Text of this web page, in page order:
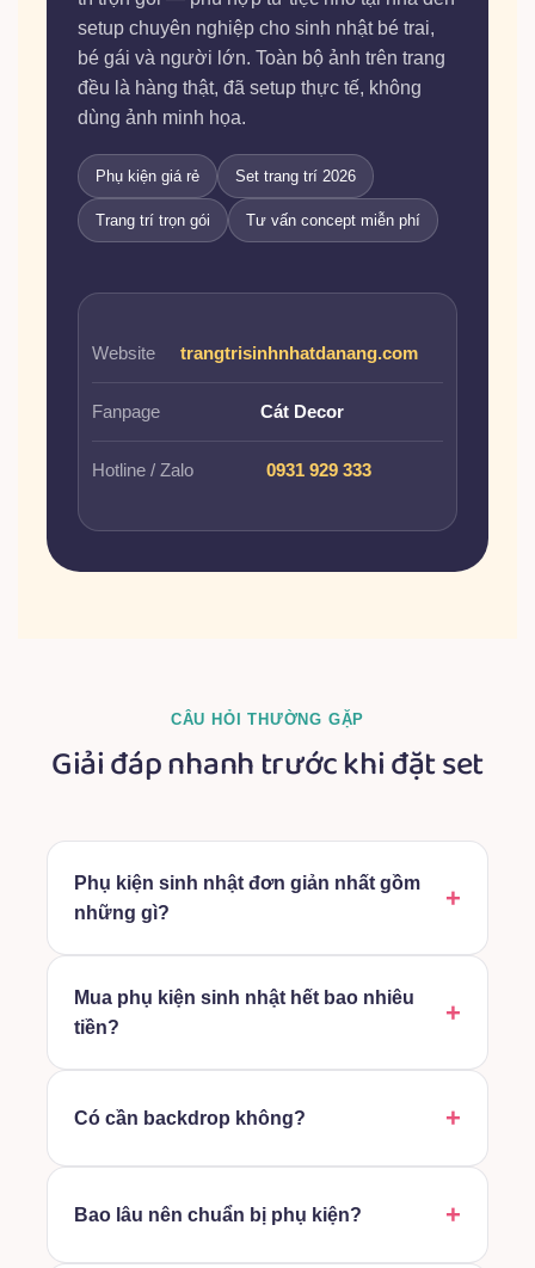
setup chuyên nghiệp cho sinh nhật bé trai,
bé gái và người lớn. Toàn bộ ảnh trên trang
đều là hàng thật, đã setup thực tế, không
dùng ảnh minh họa.
Phụ kiện giá rẻ Set trang trí 2026
Trang trí trọn gói Tư vấn concept miễn phí
Website trangtrisinhnhatdanang.com
Fanpage Cát Decor
Hotline / Zalo 0931 929 333
CÂU HỎI THƯỜNG GẶP
Giải đáp nhanh trước khi đặt set
Phụ kiện sinh nhật đơn giản nhất gồm
những gì?
Mua phụ kiện sinh nhật hết bao nhiêu
tiền?
Có cần backdrop không?
Bao lâu nên chuẩn bị phụ kiện?